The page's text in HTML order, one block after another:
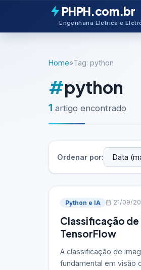
PHPH.com.br
Engenharia Elétrica e
Home»Tag: python
#python
1 artigo encontrado
Ordenar por:
Python e IA 21/09/
Classificação de
TensorFlow
A classificação de
fundamental em visão